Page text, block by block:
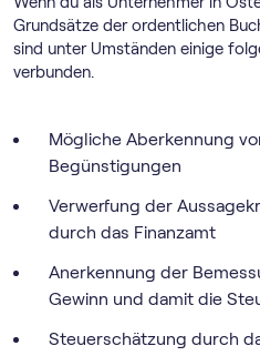
Grundsätze der ordentlichen
sind unter Umständen einige
verbunden.
Mögliche Aberkennung
Begünstigungen
Verwerfung der
durch das Finanzamt
Anerkennung der
Gewinn und damit die
Steuerschätzung durch